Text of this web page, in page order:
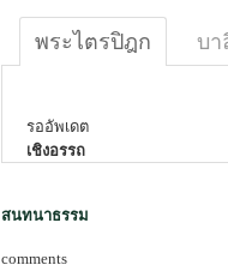
พระไตรปิฎก บา
รออัพเดต
เชิงอรรถ
สนทนาธรรม
comments